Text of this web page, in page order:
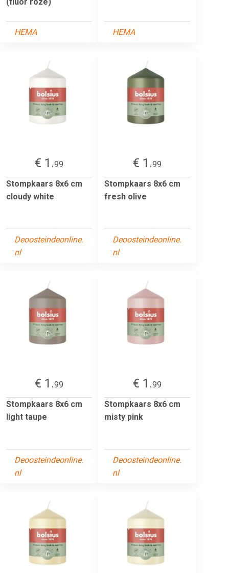
HEMA HEMA
€ 1.99
Stompkaars 8x6 cm
cloudy white
Deoosteindeonline.
nl
€ 1.99
Stompkaars 8x6 cm
fresh olive
Deoosteindeonline.
nl
€ 1.99
Stompkaars 8x6 cm
light taupe
Deoosteindeonline.
nl
€ 1.99
Stompkaars 8x6 cm
misty pink
Deoosteindeonline.
nl